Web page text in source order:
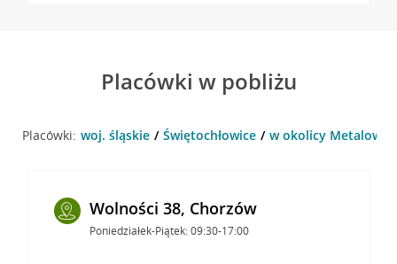
Placówki w pobliżu
Placówki: woj. śląskie Świętochłowice w okolicy
Wolności 38, Chorzów
Poniedziałek-Piątek: 09:30-17:00